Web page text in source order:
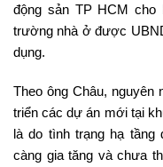
động sản TP HCM cho
trường nhà ở được
dụng.
Theo ông Châu, nguyên
triển các dự án mới tại
là do tình trạng hạ tầng
càng gia tăng và chưa